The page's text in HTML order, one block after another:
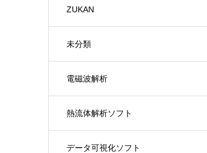
ZUKAN
未分類
電磁波解析
熱流体解析ソフト
データ可視化ソフト